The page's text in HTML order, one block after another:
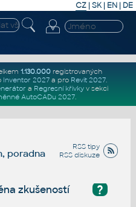
CZ | SK| EN | DE
1.130.000registrovaných
Inventor 2027a pro Revit 2027.
a Regresní křivkyv sekci
AutoCADu 2027.
RSS tipy
RSS diskuze
poradna
?
zkušeností